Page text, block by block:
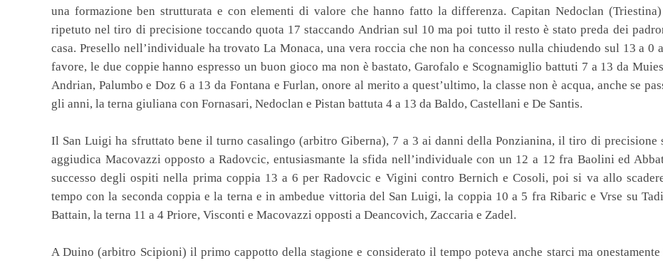
una formazione ben strutturata e con elementi di valore che hanno fatto la differenza. Capitan Nedoclan
ripetuto nel tiro di precisione toccando quota 17 staccando Andrian sul 10 ma poi tutto il resto è stato preda dei
casa. Presello nell’individuale ha trovato La Monaca, una vera roccia che non ha concesso nulla chiudendo sul 13 a 0
favore, le due coppie hanno espresso un buon gioco ma non è bastato, Garofalo e Scognamiglio battuti 7 a 13 da
Andrian, Palumbo e Doz 6 a 13 da Fontana e Furlan, onore al merito a quest’ultimo, la classe non è acqua, anche se
gli anni, la terna giuliana con Fornasari, Nedoclan e Pistan battuta 4 a 13 da Baldo, Castellani e De Santis.
Il San Luigi ha sfruttato bene il turno casalingo (arbitro Giberna), 7 a 3 ai danni della Ponzianina, il tiro di precisione
aggiudica Macovazzi opposto a Radovcic, entusiasmante la sfida nell’individuale con un 12 a 12 fra Baolini ed
successo degli ospiti nella prima coppia 13 a 6 per Radovcic e Vigini contro Bernich e Cosoli, poi si va allo
tempo con la seconda coppia e la terna e in ambedue vittoria del San Luigi, la coppia 10 a 5 fra Ribaric e Vrse su
Battain, la terna 11 a 4 Priore, Visconti e Macovazzi opposti a Deancovich, Zaccaria e Zadel.
A Duino (arbitro Scipioni) il primo cappotto della stagione e considerato il tempo poteva anche starci ma onestamente